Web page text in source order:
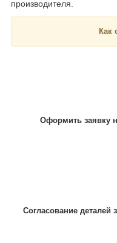
производителя.
Как
Оформить заявку
Согласование деталей